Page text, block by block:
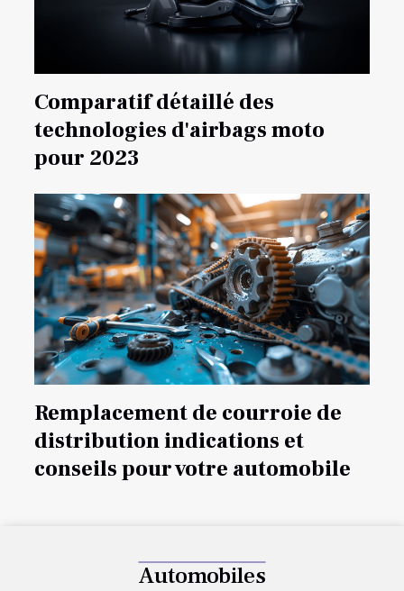
Comparatif détaillé des
technologies d'airbags moto
pour 2023
Remplacement de courroie de
distribution indications et
conseils pour votre automobile
Automobiles